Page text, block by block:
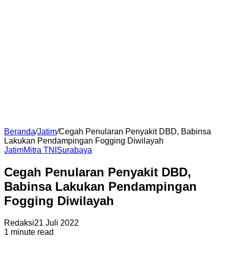
Beranda/Jatim/Cegah Penularan Penyakit DBD, Babinsa
Lakukan Pendampingan Fogging Diwilayah
JatimMitra TNI Surabaya
Cegah Penularan Penyakit DBD,
Babinsa Lakukan Pendampingan
Fogging Diwilayah
Redaksi21 Juli 2022
1 minute read